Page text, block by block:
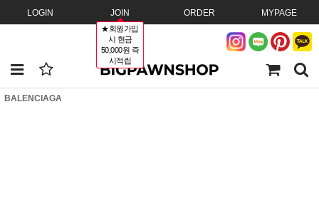
LOGIN JOIN
★회원가입
시 현금
50,000원 즉
시적립
ORDER MYPAGE
BALENCIAGA